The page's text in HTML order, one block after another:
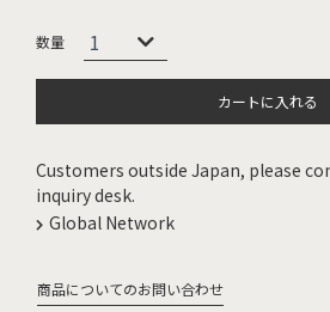
カートに入れる
Customers outside Japan, please
inquiry desk.
Global Network
商品についてのお問い合わせ